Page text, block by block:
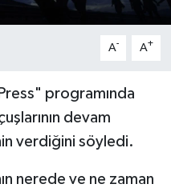
A- A+
programında
devam
verdiğini söyledi.
nerede ve ne zaman